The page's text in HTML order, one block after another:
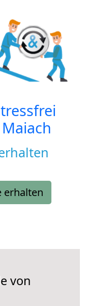
Maiach
erhalten
von